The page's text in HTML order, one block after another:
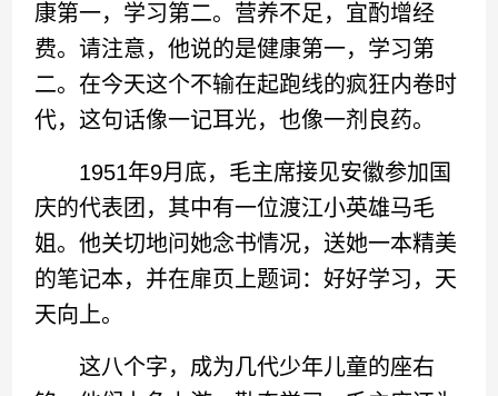
康第一，学习第二。营养不足，宜酌增经
费。请注意，他说的是健康第一，学习第
二。在今天这个不输在起跑线的疯狂内卷时
代，这句话像一记耳光，也像一剂良药。
1951年9月底，毛主席接见安徽参加国
庆的代表团，其中有一位渡江小英雄马毛
姐。他关切地问她念书情况，送她一本精美
的笔记本，并在扉页上题词：好好学习，天
天向上。
这八个字，成为几代少年儿童的座右